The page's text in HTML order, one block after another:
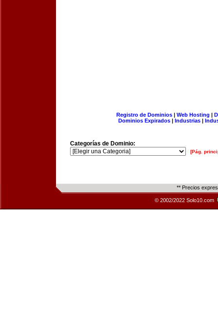
Registro de Dominios| Web Hosting |
Dominios Expirados | Industrias |
Categorías de Dominio:
[Pág.
** Precios
© 2002/2022 Solo10.com